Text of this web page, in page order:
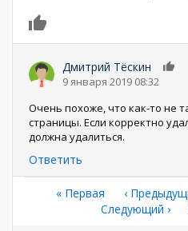
Дмитрий Тёскин
9 января 2019 08:32
Очень похоже, что как-то не
страницы. Если корректно
должна удалиться.
Ответить
Нумерация
страниц
Первая
страница
« Первая ←
‹
Следующая
Следующий ›